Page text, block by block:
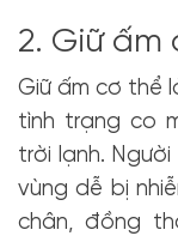
2. Giữ
Giữ ấm cơ thể
tình trạng co
trời lạnh.
vùng dễ bị
chân, đồng